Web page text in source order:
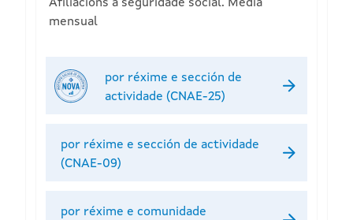
Afiliacións á seguridade social. Media
mensual
por réxime e sección de
actividade (CNAE-25)
por réxime e sección de actividade
(CNAE-09)
por réxime e comunidade